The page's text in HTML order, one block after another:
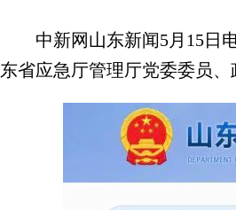
中新网山东新闻5月15日电
东省应急厅管理厅党委委员、